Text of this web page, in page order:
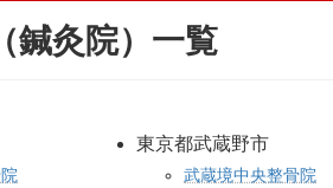
鍼灸院）一覧
東京都武蔵野市
武蔵境中央整骨院